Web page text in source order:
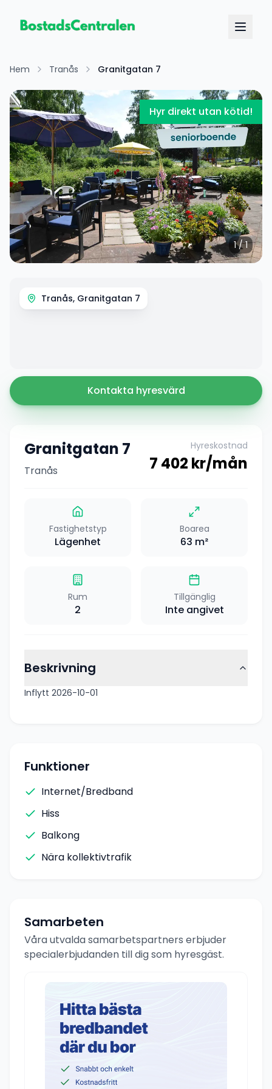
Hem Tranås Granitgatan 7
Hyr direkt utan kötid!
1/1
Tranås, Granitgatan 7
Kontakta hyresvärd
Granitgatan 7
Tranås
Hyreskostnad
7 402 kr/mån
Fastighetstyp
Lägenhet
Boarea
63 m²
Rum
2
Tillgänglig
Inte angivet
Beskrivning
Inflytt 2026-10-01
Funktioner
Internet/Bredband
Hiss
Balkong
Nära kollektivtrafik
Samarbeten
Våra utvalda samarbetspartners erbjuder
specialerbjudanden till dig som hyresgäst.